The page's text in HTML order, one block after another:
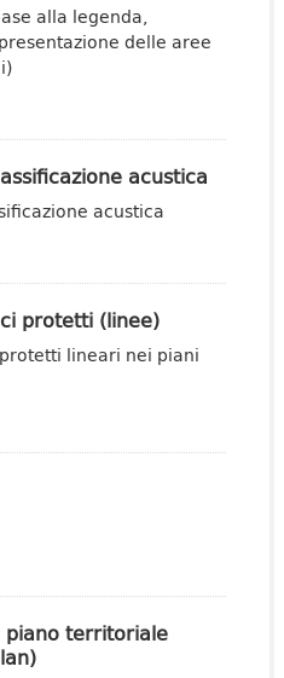
alla legenda,
delle aree
acustica
acustica
protetti (linee)
lineari nei piani
piano territoriale